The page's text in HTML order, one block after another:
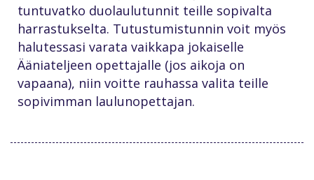
tuntuvatko duolaulutunnit teille sopivalta
harrastukselta. Tutustumistunnin voit myös
halutessasi varata vaikkapa jokaiselle
Ääniateljeen opettajalle (jos aikoja on
vapaana), niin voitte rauhassa valita teille
sopivimman laulunopettajan.